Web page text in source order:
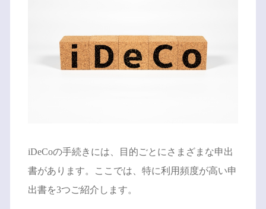
iDeCoの手続きには、目的ごとにさまざまな申出
書があります。ここでは、特に利用頻度が高い申
出書を3つご紹介します。